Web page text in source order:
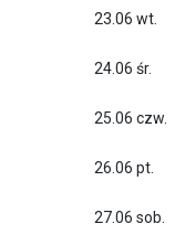
23.06 wt.
24.06 śr.
25.06 czw.
26.06 pt.
27.06 sob.